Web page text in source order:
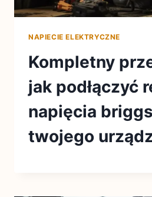
NAPIECIE ELEKTRYCZNE
Kompletny
jak podłączyć
napięcia
twojego